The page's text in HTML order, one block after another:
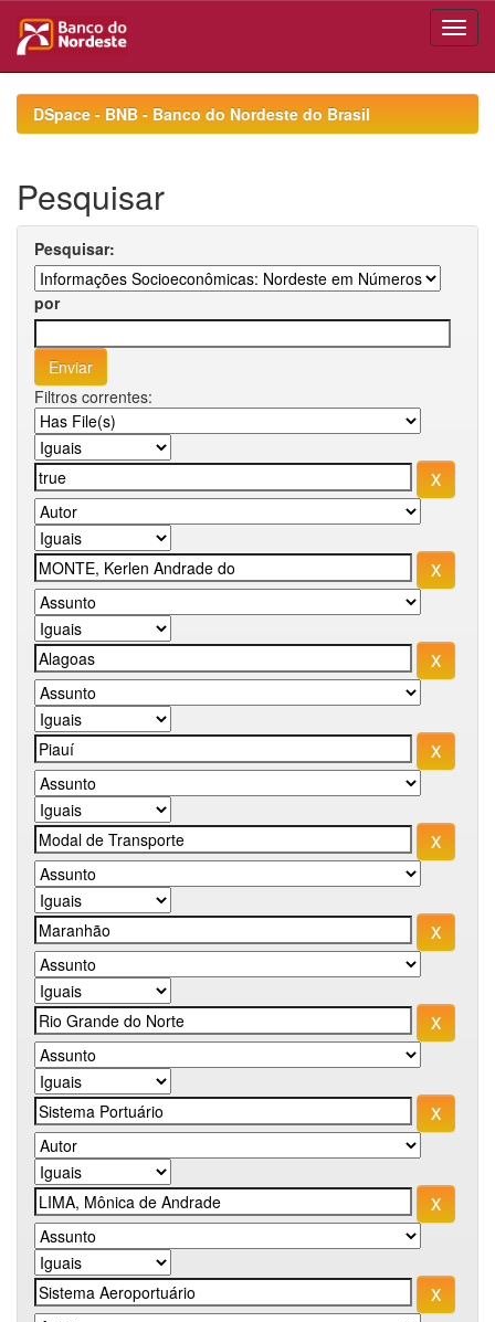
navigationDSpace - BNB - Banco do Nordeste do Brasil
Pesquisar
Pesquisar:
por
Filtros correntes: